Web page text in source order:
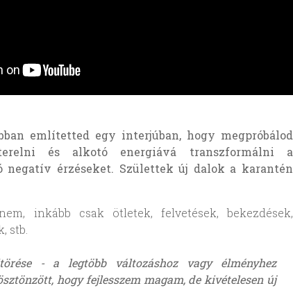
említetted egy interjúban, hogy megpróbálod
és alkotó energiává transzformálni a
negatív érzéseket. Születtek új dalok a karantén
inkább csak ötletek, felvetések, bekezdések,
stb.
- a legtöbb változáshoz vagy élményhez
hogy fejlesszem magam, de kivételesen új